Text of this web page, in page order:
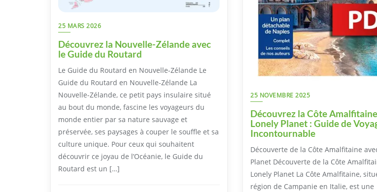
25 MARS 2026
Découvrez la Nouvelle-Zélande avec
le Guide du Routard
Le Guide du Routard en Nouvelle-Zélande Le
Guide du Routard en Nouvelle-Zélande La
Nouvelle-Zélande, ce petit pays insulaire situé
au bout du monde, fascine les voyageurs du
monde entier par sa nature sauvage et
préservée, ses paysages à couper le souffle et sa
culture unique. Pour ceux qui souhaitent
découvrir ce joyau de l’Océanie, le Guide du
Routard est un […]
25 NOVEMBRE 2025
Découvrez la Côte
Lonely Planet : Guide de
Incontournable
Découverte de la Côte Amalfitaine
Planet Découverte de la Côte
Lonely Planet La Côte Amalfitaine,
région de Campanie en Italie, est une